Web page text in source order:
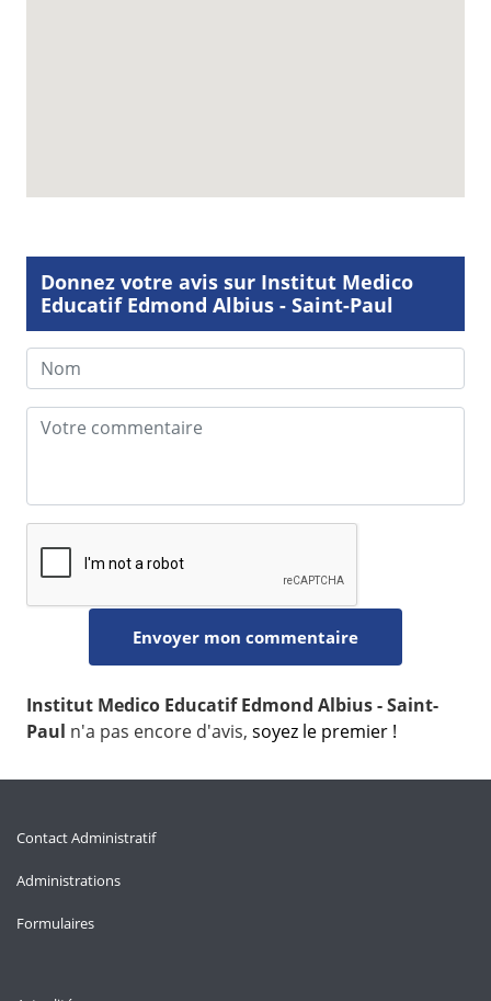
Donnez votre avis sur Institut Medico
Educatif Edmond Albius - Saint-Paul
Institut Medico Educatif Edmond Albius - Saint-
Paul n'a pas encore d'avis, soyez le premier !
Contact Administratif
Administrations
Formulaires